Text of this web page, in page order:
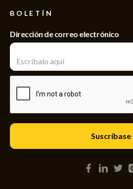
BOLETÍN
Dirección de correo electrónico